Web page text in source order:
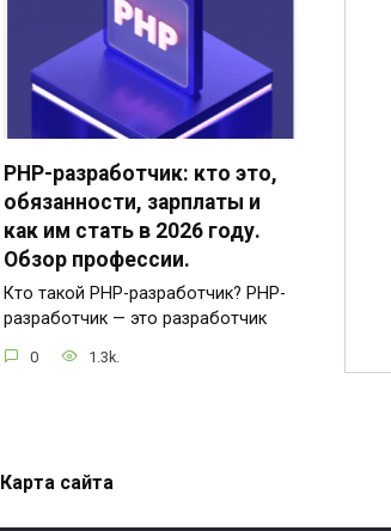
PHP-разработчик: кто это,
обязанности, зарплаты и
как им стать в 2026 году.
Обзор профессии.
Кто такой PHP-разработчик? PHP-
разработчик — это разработчик
0 1.3k.
Карта сайта